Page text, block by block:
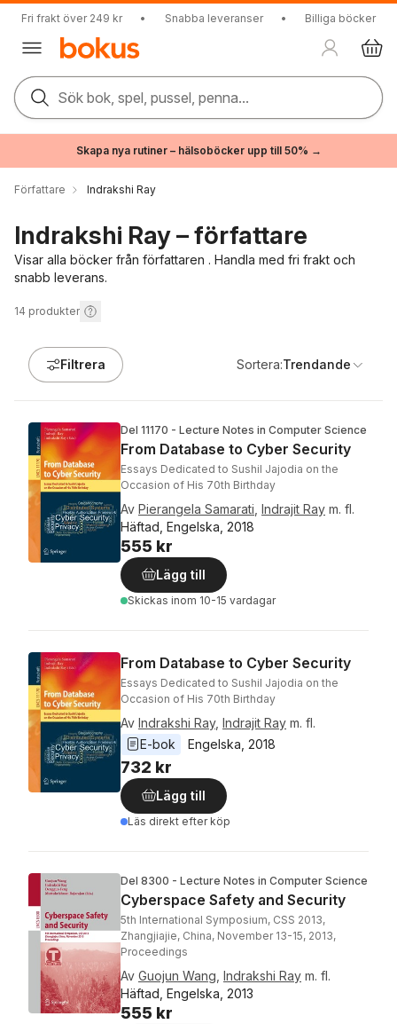
Fri frakt över 249 kr • Snabba leveranser • Billiga böcker
Sök bok, spel, pussel, penna...
Skapa nya rutiner – hälsoböcker upp till 50% →
Författare Indrakshi Ray
Indrakshi Ray – författare
Visar alla böcker från författaren . Handla med fri frakt och
snabb leverans.
14 produkter
Filtrera Sortera:Trendande
Del 11170 - Lecture Notes in Computer Science
From Database to Cyber Security
Essays Dedicated to Sushil Jajodia on the
Occasion of His 70th Birthday
Av Pierangela Samarati Indrajit Ray m. fl.
Häftad, Engelska, 2018
555 kr
Lägg till
Skickas inom 10-15 vardagar
From Database to Cyber Security
Essays Dedicated to Sushil Jajodia on the
Occasion of His 70th Birthday
Av Indrakshi Ray, Indrajit Ray m. fl.
E-bok
Engelska 2018
732 kr
Lägg till
Läs direkt efter köp
Del 8300 - Lecture Notes in Computer Science
Cyberspace Safety and Security
5th International Symposium, CSS 2013,
Zhangjiajie, China, November 13-15, 2013,
Proceedings
Av Guojun Wang Indrakshi Ray m. fl.
Häftad, Engelska, 2013
555 kr